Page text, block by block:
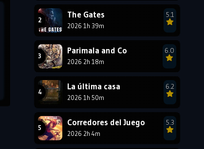
1993
1990 1989
1987
1984 1983
1978
The Gates
2026 1h 39m
5.1
Parimala and Co
2026 2h 18m
6.0
La última casa
2026 1h 50m
6.2
Corredores del Juego
2026 2h 4m
5.3